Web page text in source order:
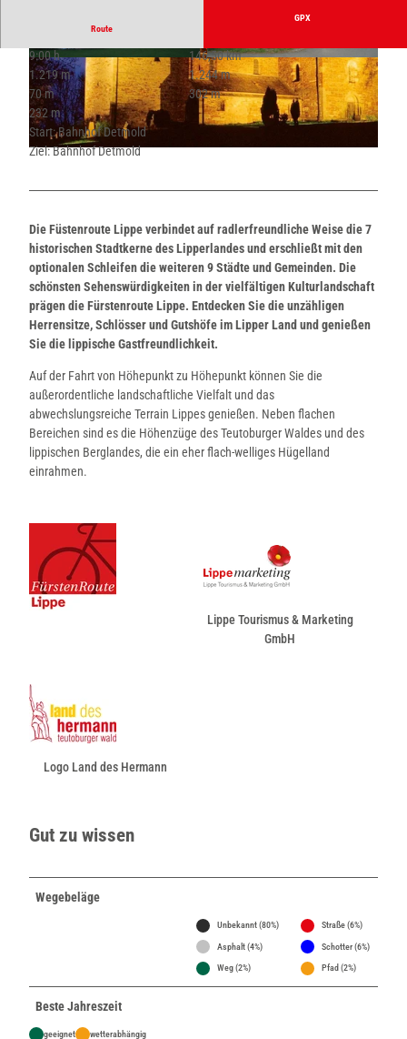
© Stadt Lügde, Tourist-Information Lügde |
© Residenzschloß Detmold © Lippe Tourismus & Marketing GmbH
Route
GPX
9:00 h
146,50 km
1.219 m
1.244 m
70 m
302 m
232 m
Start: Bahnhof Detmold
Ziel: Bahnhof Detmold
Die Füstenroute Lippe verbindet auf radlerfreundliche Weise die 7
historischen Stadtkerne des Lipperlandes und erschließt mit den
optionalen Schleifen die weiteren 9 Städte und Gemeinden. Die
schönsten Sehenswürdigkeiten in der vielfältigen Kulturlandschaft
prägen die Fürstenroute Lippe. Entdecken Sie die unzähligen
Herrensitze, Schlösser und Gutshöfe im Lipper Land und genießen
Sie die lippische Gastfreundlichkeit.
Auf der Fahrt von Höhepunkt zu Höhepunkt können Sie die
außerordentliche landschaftliche Vielfalt und das
abwechslungsreiche Terrain Lippes genießen. Neben flachen
Bereichen sind es die Höhenzüge des Teutoburger Waldes und des
lippischen Berglandes, die ein eher flach-welliges Hügelland
einrahmen.
Lippe Tourismus & Marketing
GmbH
Logo Land des Hermann
Gut zu wissen
Wegebeläge
Unbekannt (80%) Straße (6%)
Asphalt (4%) Schotter (6%)
Weg (2%) Pfad (2%)
Beste Jahreszeit
geeignet wetterabhängig